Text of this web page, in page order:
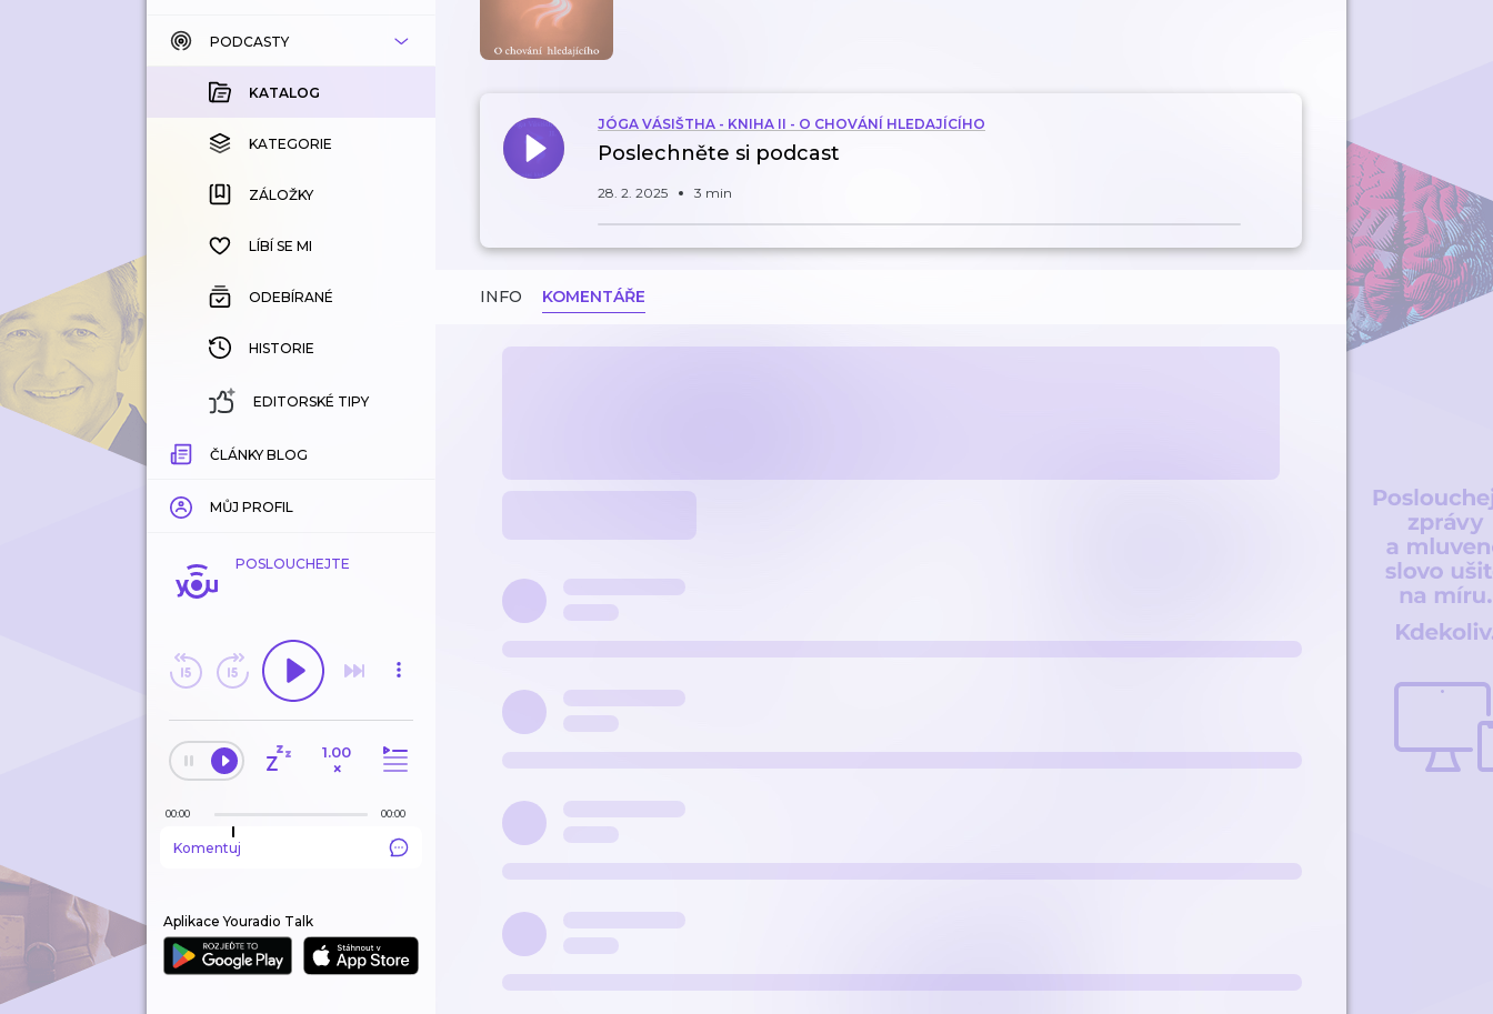
KATALOG
KOUPENÉ
KATEGORIE
ZÁLOŽKY
HISTORIE
PODCASTY
KATALOG
KATEGORIE
ZÁLOŽKY
LÍBÍ SE MI
ODEBÍRANÉ
HISTORIE
EDITORSKÉ TIPY
ČLÁNKY BLOG
MŮJ PROFIL
POSLOUCHEJTE
1.00
×
00:00 00:00
Komentuj
Aplikace Youradio Talk
JÓGA VÁSIŠTHA - KNIHA II - O CHOVÁNÍ HLEDAJÍCÍHO
Poslechněte si podcast
28. 2. 2025 3 min
INFO KOMENTÁŘE